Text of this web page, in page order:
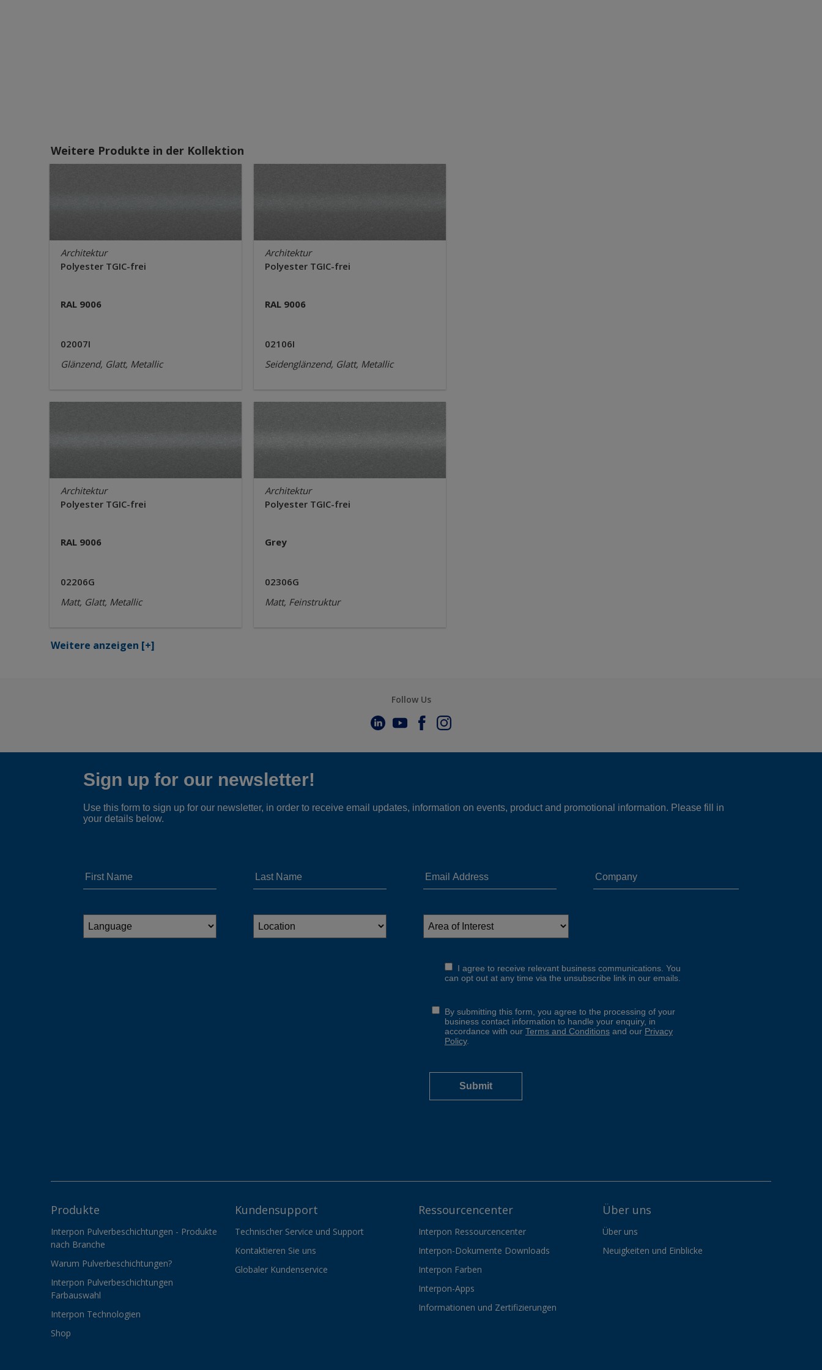
Weitere Produkte in der Kollektion
Architektur
Polyester TGIC-frei
RAL 9006
02007I
Glänzend, Glatt, Metallic
Architektur
Polyester TGIC-frei
RAL 9006
02106I
Seidenglänzend, Glatt, Metallic
Architektur
Polyester TGIC-frei
RAL 9006
02206G
Matt, Glatt, Metallic
Architektur
Polyester TGIC-frei
Grey
02306G
Matt, Feinstruktur
Weitere anzeigen [+]
Follow Us
Produkte
Interpon Pulverbeschichtungen - Produkte
nach Branche
Warum Pulverbeschichtungen?
Interpon Pulverbeschichtungen
Farbauswahl
Interpon Technologien
Shop
Kundensupport
Technischer Service und Support
Kontaktieren Sie uns
Globaler Kundenservice
Ressourcencenter
Interpon Ressourcencenter
Interpon-Dokumente Downloads
Interpon Farben
Interpon-Apps
Informationen und Zertifizierungen
Über uns
Über uns
Neuigkeiten und Einblicke